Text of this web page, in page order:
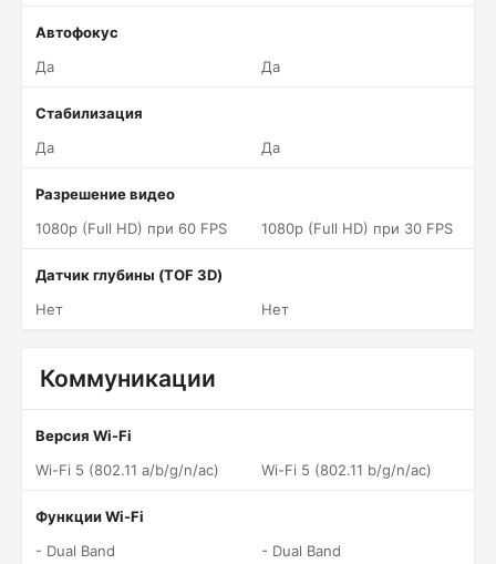
Автофокус
Да
Да
Стабилизация
Да
Да
Разрешение видео
1080p (Full HD) при 60 FPS
1080p (Full HD) при 30 FPS
Датчик глубины (TOF 3D)
Нет
Нет
Коммуникации
Версия Wi-Fi
Wi-Fi 5 (802.11 a/b/g/n/ac)
Wi-Fi 5 (802.11 b/g/n/ac)
Функции Wi-Fi
- Dual Band
- Dual Band